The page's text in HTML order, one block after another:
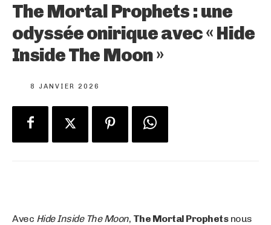
The Mortal Prophets : une
odyssée onirique avec « Hide
Inside The Moon »
8 JANVIER 2026
Avec Hide Inside The Moon, The Mortal Prophetsnous